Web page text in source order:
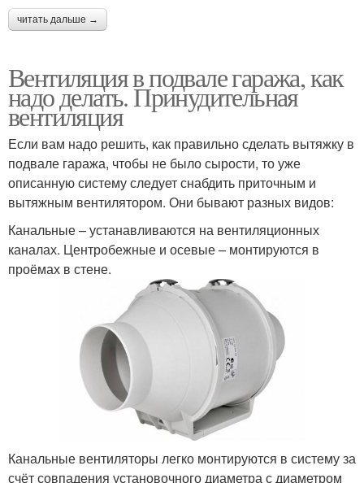
читать дальше →
Вентиляция в подвале гаража, как
надо делать. Принудительная
вентиляция
Если вам надо решить, как правильно сделать вытяжку в
подвале гаража, чтобы не было сырости, то уже
описанную систему следует снабдить приточным и
вытяжным вентилятором. Они бывают разных видов:
Канальные – устанавливаются на вентиляционных
каналах. Центробежные и осевые – монтируются в
проёмах в стене.
Канальные вентиляторы легко монтируются в систему за
счёт совпадения установочного диаметра с диаметром